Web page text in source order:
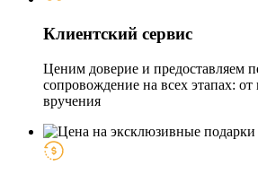
Клиентский сервис
Ценим доверие и предоставляем
сопровождение на всех этапах:
вручения